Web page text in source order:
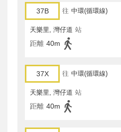
37B 往 中環(循環線)
天樂里, 灣仔道 站
距離 40m
37X 往 中環(循環線)
天樂里, 灣仔道 站
距離 40m